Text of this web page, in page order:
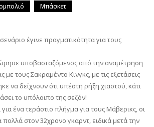
Μπάσκετ
έγινε πραγματικότητα για τους
υποβασταζόμενος από την αναμέτρηση
με τους Σακραμέντο Κινγκς, με τις εξετάσεις
να δείχνουν ότι υπέστη ρήξη χιαστού, κάτι
το υπόλοιπο της σεζόν!
ένα τεράστιο πλήγμα για τους Μάβερικς, οι
πολλά στον 32χρονο γκαρντ, ειδικά μετά την